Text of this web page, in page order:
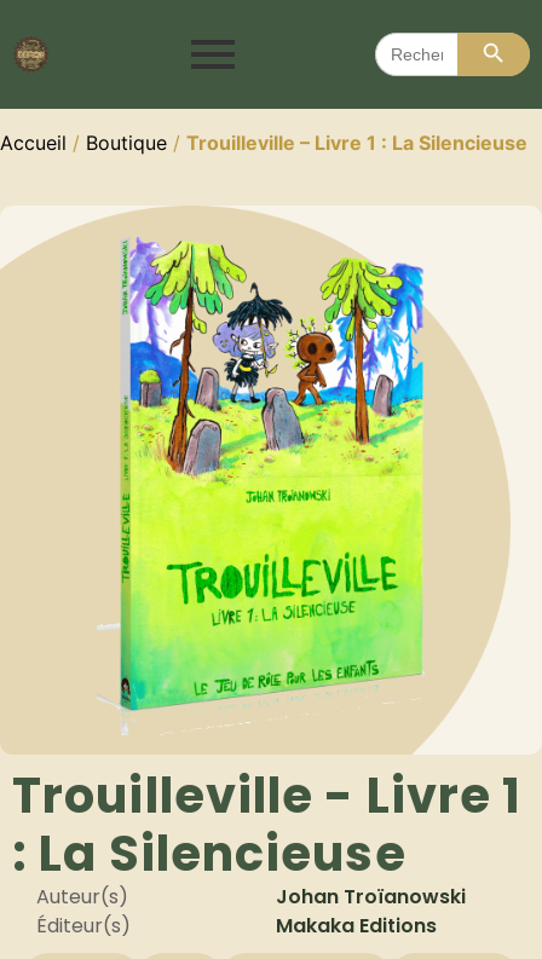
Search
for:
Search
Accueil / Boutique / Trouilleville – Livre 1 : La Silencieuse
Trouilleville - Livre 1
: La Silencieuse
Auteur(s)
Johan Troïanowski
Éditeur(s)
Makaka Editions